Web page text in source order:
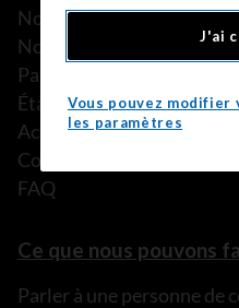
Nos histoires
Notre équipe
Partenariats
États financiers
Actualités
Communiqués de presse
FAQ
Ce que nous pouvons
Parler à une personne de
J'ai
Vous pouvez modifier
les paramètres